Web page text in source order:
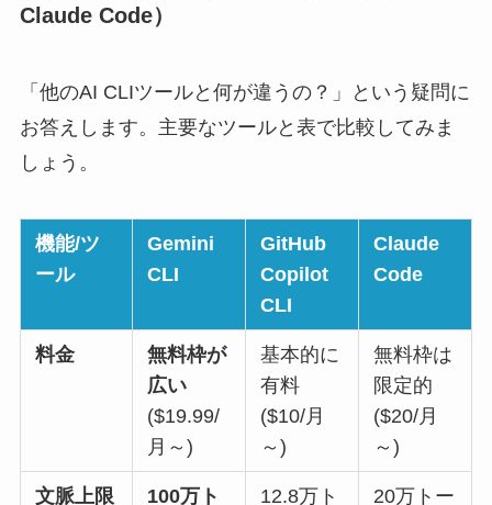
Claude Code）
「他のAI CLIツールと何が違うの？」という疑問に
お答えします。主要なツールと表で比較してみま
しょう。
機能/ツ
ール
Gemini
CLI
GitHub
Copilot
CLI
Claude
Code
料金
無料枠が
広い
($19.99/
月～)
基本的に
有料
($10/月
～)
無料枠は
限定的
($20/月
～)
文脈上限
100万ト
12.8万ト
20万トー